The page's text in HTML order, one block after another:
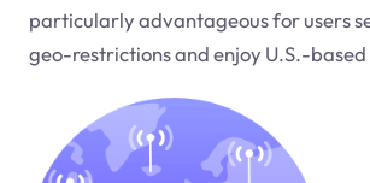
particularly advantageous for users
geo-restrictions and enjoy U.S.-based